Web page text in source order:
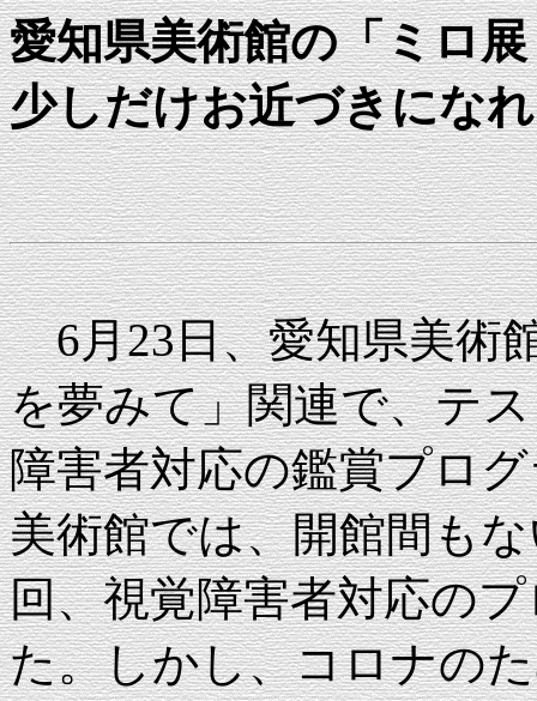
愛知県美術館の「ミロ
少しだけお近づきにな
6月23日、愛知県美術
を夢みて」関連で、テ
障害者対応の鑑賞プロ
美術館では、開館間も
回、視覚障害者対応の
た。しかし、コロナの